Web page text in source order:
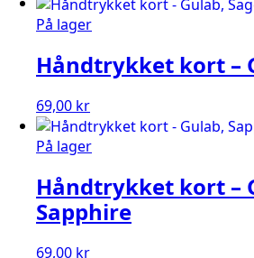
På lager
Håndtrykket kort –
69,00 kr
På lager
Håndtrykket kort –
Sapphire
69,00 kr